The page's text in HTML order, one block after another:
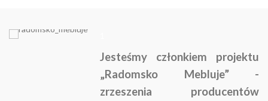
Jesteśmy członkiem projektu
„Radomsko Mebluje” -
zrzeszenia producentów